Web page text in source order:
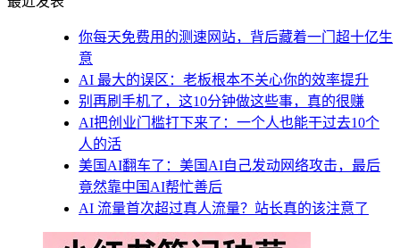
你每天免费用的测速网站，背后藏着一门超十亿生
意
AI 最大的误区：老板根本不关心你的效率提升
别再刷手机了，这10分钟做这些事，真的很赚
AI把创业门槛打下来了：一个人也能干过去10个
人的活
美国AI翻车了：美国AI自己发动网络攻击，最后
竟然靠中国AI帮忙善后
AI 流量首次超过真人流量？站长真的该注意了